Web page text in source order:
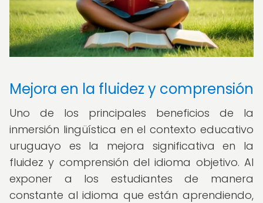
Mejora en la fluidez y comprensión
Uno de los principales beneficios de la
inmersión lingüística en el contexto educativo
uruguayo es la mejora significativa en la
fluidez y comprensión del idioma objetivo. Al
exponer a los estudiantes de manera
constante al idioma que están aprendiendo,